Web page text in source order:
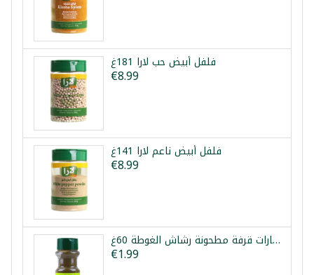
فلفل أبيض حب لارا 181غ
€8.99
فلفل أبيض ناعم لارا 141غ
€8.99
بهارات قرفة مطحونة رشاش الغوطة 60غ
€1.99